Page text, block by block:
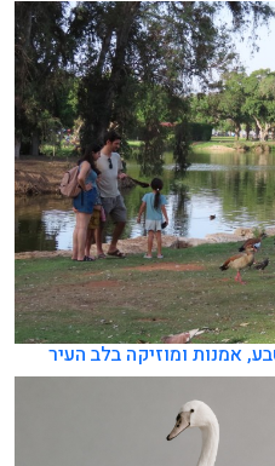
אמנות ומוזיקה בלב העיר